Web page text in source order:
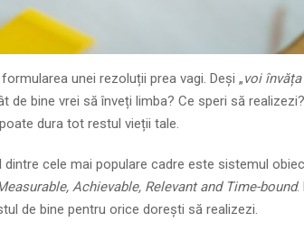
unei rezoluții prea vagi. Deși „voi
de bine vrei să înveți limba? Ce speri să
dura tot restul vieții tale.
cele mai populare cadre este sistemul
Achievable, Relevant and Time-bound.
de bine pentru orice dorești să realizezi.